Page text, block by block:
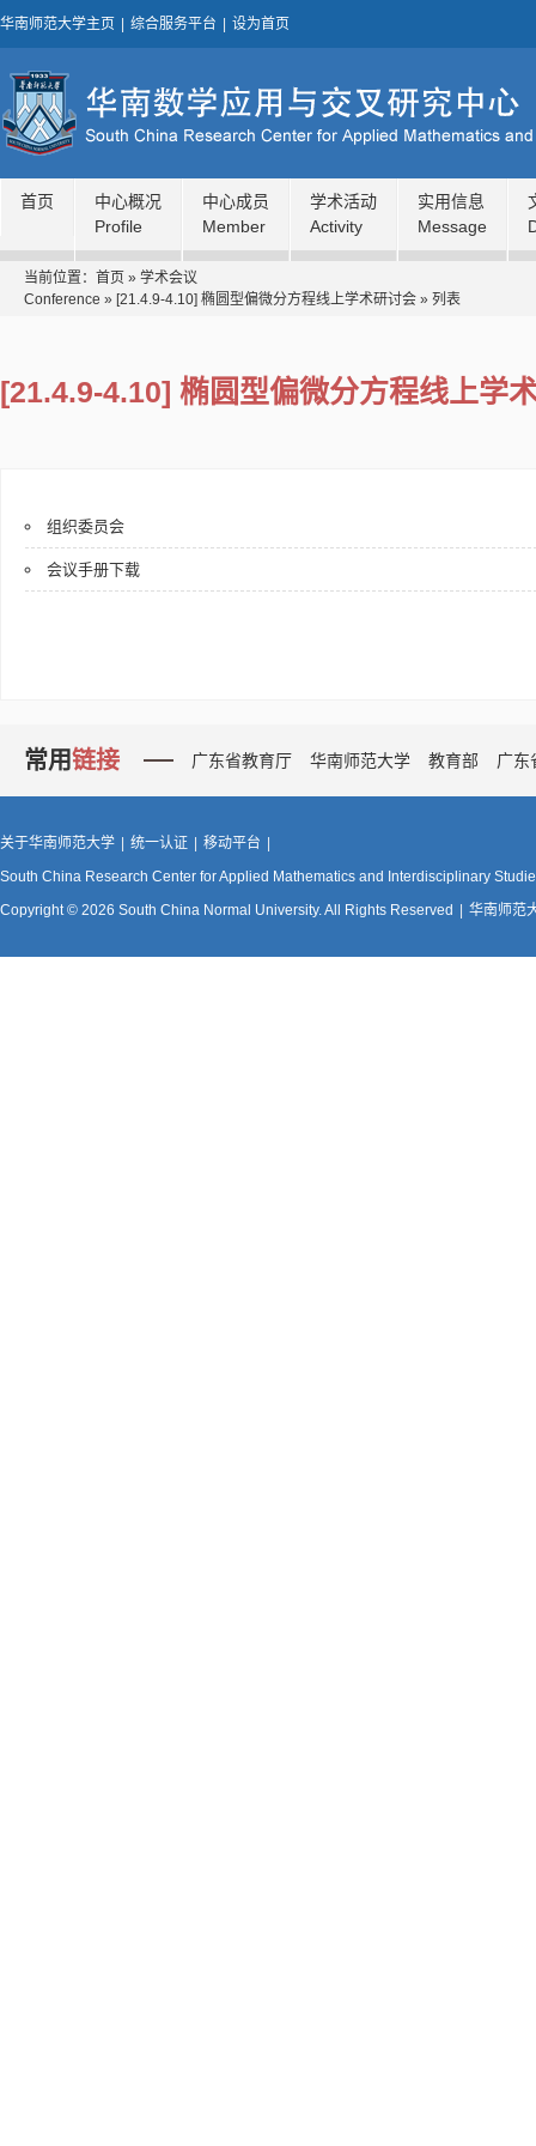
华南师范大学主页 综合服务平台 设为首页
首页
中心概况
Profile
中心成员
Member
学术活动
Activity
实用信息
Message
当前位置： 首页 » 学术会议
Conference » [21.4.9-4.10] 椭圆型偏微分方程线上学术研讨会 » 列表
[21.4.9-4.10] 椭圆型偏微分方程线上学
组织委员会
会议手册下载
常用链接 广东省教育厅 华南师范大学 教育部 广东
关于华南师范大学 统一认证 移动平台
South China Research Center for Applied Mathematics and Interdisciplinary
Copyright © 2026 South China Normal University. All Rights Reserved
华南师范